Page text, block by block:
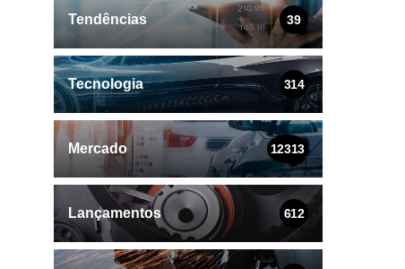
Tendências 39
Tecnologia 314
Mercado 12313
Lançamentos 612